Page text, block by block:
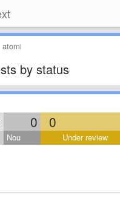
atomi
by status
0 0
Nou Under review